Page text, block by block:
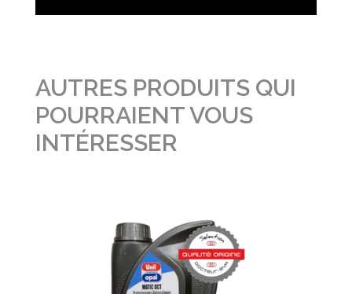
AUTRES PRODUITS QUI
POURRAIENT VOUS
INTÉRESSER